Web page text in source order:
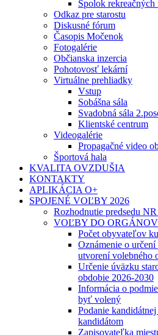
Spolok
Odkaz pre starostu
Diskusné fórum
Časopis Močenok
Fotogalérie
Občianska inzercia
Pohotovosť lekární
Virtuálne prehliadky
Vstup
Sobášna sála
Svadobná sála
Klientské centrum
Videogalérie
Propagačné video
Športová hala
KVALITA OVZDUŠIA
KONTAKTY
APLIKÁCIA O+
SPOJENÉ VOĽBY 2026
Rozhodnutie predsedu
VOĽBY DO
Počet obyvateľov
Oznámenie o
utvorení volebného
Určenie úväzku
obdobie 2026-2030
Informácia o
byť volený
Podanie
kandidátom
Zapisovateľka